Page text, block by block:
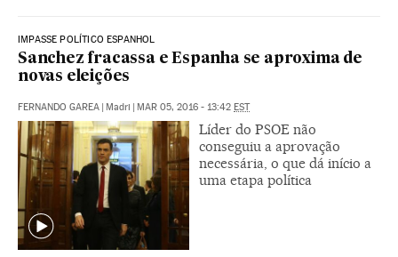
IMPASSE POLÍTICO ESPANHOL
Sanchez fracassa e Espanha se aproxima de
novas eleições
FERNANDO GAREA | Madri | MAR 05, 2016 - 13:42 EST
Líder do PSOE não
conseguiu a aprovação
necessária, o que dá início a
uma etapa política